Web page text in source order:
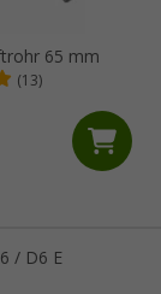
65 mm
(13)
/ D6 E